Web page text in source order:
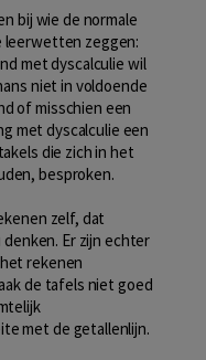
bij wie de normale
leerwetten zeggen:
met dyscalculie wil
niet in voldoende
of misschien een
met dyscalculie een
die zich in het
besproken.
zelf, dat
Er zijn echter
rekenen
de tafels niet goed
met de getallenlijn.